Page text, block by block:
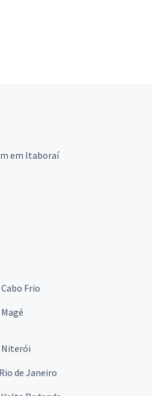
em Itaboraí
Frio
de Janeiro